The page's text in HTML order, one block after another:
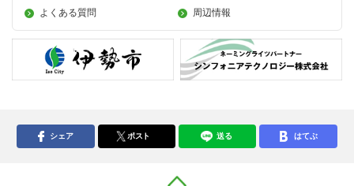
よくある質問
周辺情報
シェア ポスト 送る はてぶ